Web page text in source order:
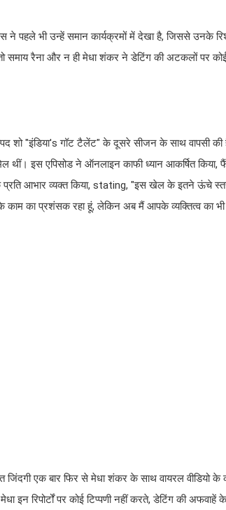
ने पहले भी उन्हें समान कार्यक्रमों में देखा है, जिससे उनके
समाय रैना और न ही मेधा शंकर ने डेटिंग की अटकलों पर कोई
शो "इंडिया's गॉट टैलेंट" के दूसरे सीजन के साथ वापसी
इस एपिसोड ने ऑनलाइन काफी ध्यान आकर्षित किया,
प्रति आभार व्यक्त किया, stating, "इस खेल के इतने ऊंचे
का प्रशंसक रहा हूं, लेकिन अब मैं आपके व्यक्तित्व का
एक बार फिर से मेधा शंकर के साथ वायरल वीडियो के
रिपोर्टों पर कोई टिप्पणी नहीं करते, डेटिंग की अफवाहें